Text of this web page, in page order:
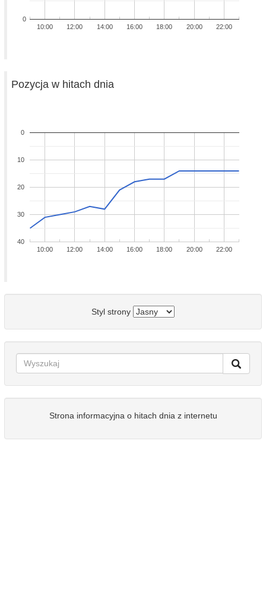
10:00 12:00 14:00 16:00 18:00 20:00 22:00
0
Pozycja w hitach dnia
10:00 12:00 14:00 16:00 18:00 20:00 22:00
0
10
20
30
40
Styl strony
Strona informacyjna o hitach dnia z internetu